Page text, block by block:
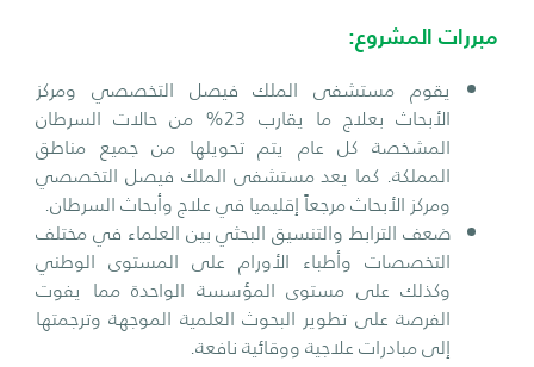
مبررات المشروع:
يقوم مستشفى الملك فيصل التخصصي ومركز
الأبحاث بعلاج ما يقارب 23% من حالات السرطان
المشخصة كل عام يتم تحويلها من جميع مناطق
المملكة. كما يعد مستشفى الملك فيصل التخصصي
ومركز الأبحاث مرجعاً إقليميا في علاج وأبحاث السرطان.
ضعف الترابط والتنسيق البحثي بين العلماء في مختلف
التخصصات وأطباء الأورام على المستوى الوطني
وكذلك على مستوى المؤسسة الواحدة مما يفوت
الفرصة على تطوير البحوث العلمية الموجهة وترجمتها
إلى مبادرات علاجية ووقائية نافعة.